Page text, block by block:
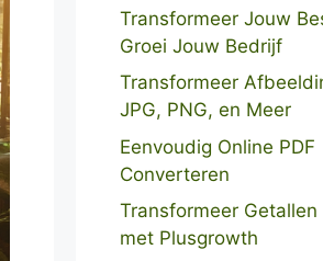
Transformeer Jouw
Groei Jouw Bedrijf
Transformeer
JPG, PNG, en Meer
Eenvoudig Online PDF
Converteren
Transformeer Getallen
met Plusgrowth